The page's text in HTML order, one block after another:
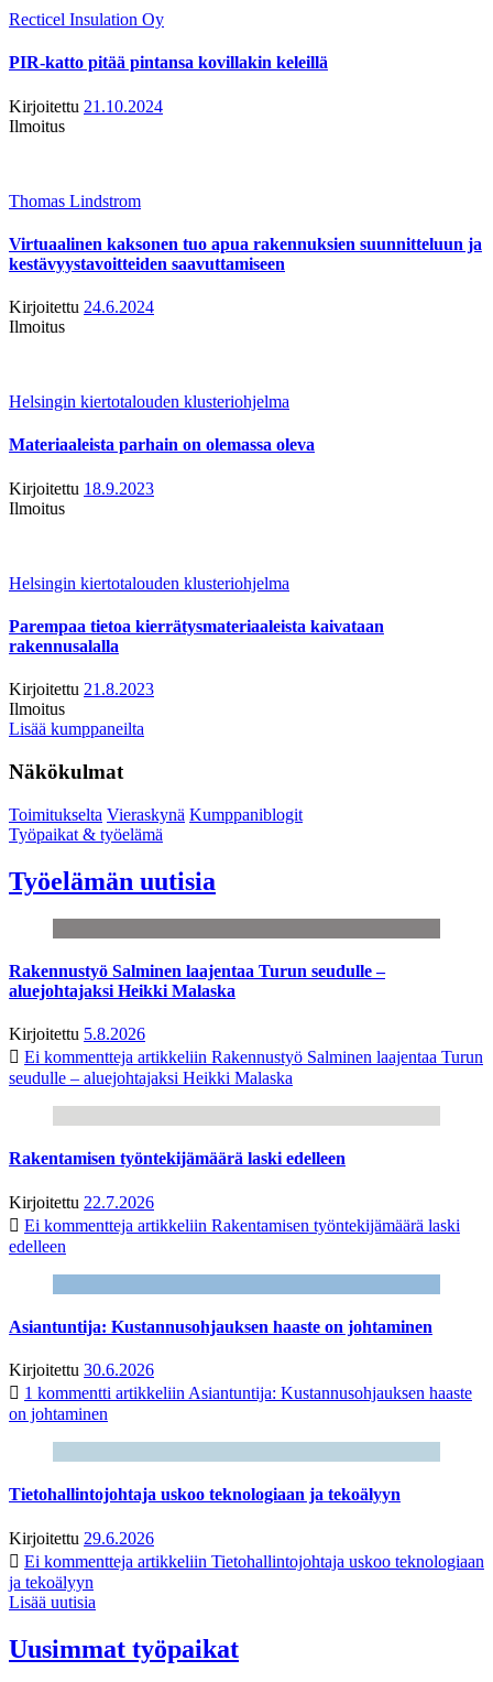
Recticel Insulation Oy
PIR-katto pitää pintansa kovillakin keleillä
Kirjoitettu 21.10.2024
Ilmoitus
Thomas Lindstrom
Virtuaalinen kaksonen tuo apua rakennuksien suunnitteluun ja
kestävyystavoitteiden saavuttamiseen
Kirjoitettu 24.6.2024
Ilmoitus
Helsingin kiertotalouden klusteriohjelma
Materiaaleista parhain on olemassa oleva
Kirjoitettu 18.9.2023
Ilmoitus
Helsingin kiertotalouden klusteriohjelma
Parempaa tietoa kierrätysmateriaaleista kaivataan
rakennusalalla
Kirjoitettu 21.8.2023
Ilmoitus
Lisää kumppaneilta
Näkökulmat
Toimitukselta Vieraskynä Kumppaniblogit
Työpaikat & työelämä
Työelämän uutisia
Rakennustyö Salminen laajentaa Turun seudulle –
aluejohtajaksi Heikki Malaska
Kirjoitettu 5.8.2026
Ei kommentteja artikkeliin Rakennustyö Salminen laajentaa Turun
seudulle – aluejohtajaksi Heikki Malaska
Rakentamisen työntekijämäärä laski edelleen
Kirjoitettu 22.7.2026
Ei kommentteja artikkeliin Rakentamisen työntekijämäärä laski
edelleen
Asiantuntija: Kustannusohjauksen haaste on johtaminen
Kirjoitettu 30.6.2026
1 kommentti artikkeliin Asiantuntija: Kustannusohjauksen haaste
on johtaminen
Tietohallintojohtaja uskoo teknologiaan ja tekoälyyn
Kirjoitettu 29.6.2026
Ei kommentteja artikkeliin Tietohallintojohtaja uskoo teknologiaan
ja tekoälyyn
Lisää uutisia
Uusimmat työpaikat